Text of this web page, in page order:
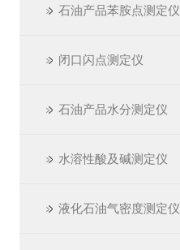
石油产品苯胺点测定仪
闭口闪点测定仪
石油产品水分测定仪
水溶性酸及碱测定仪
液化石油气密度测定仪